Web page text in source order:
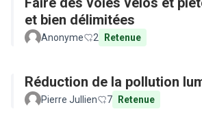
et bien délimitées
Anonyme 2 Retenue
Réduction de la pollution
Pierre Jullien 7 Retenue